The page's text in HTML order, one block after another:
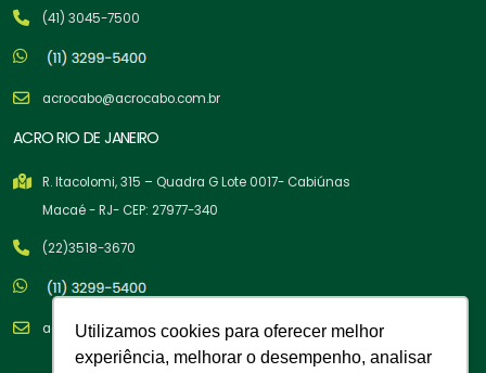
Utilizamos cookies para oferecer melhor
experiência, melhorar o desempenho, analisar
(41) 3045-7500
acrocabo@acrocabo.com.br
ACRO RIO DE JANEIRO
R. Itacolomi, 315 – Quadra G Lote 0017- Cabiúnas
Macaé - RJ- CEP: 27977-340
(22)3518-3670
acrocabo@acrocabo.com.br